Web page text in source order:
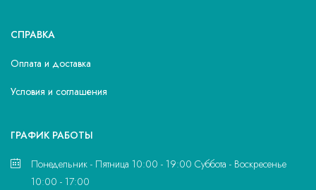
СПРАВКА
Оплата и доставка
Условия и соглашения
ГРАФИК РАБОТЫ
Понедельник - Пятница 10:00 - 19:00 Суббота - Воскресенье
10:00 - 17:00